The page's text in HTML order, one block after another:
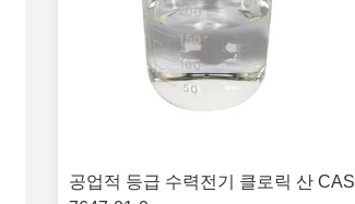
공업적 등급 수력전기 클로릭 산 CAS